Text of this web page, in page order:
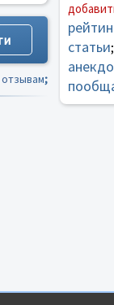
отзывам;
статьи;